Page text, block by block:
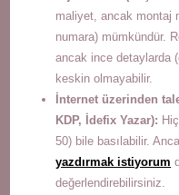
maliyet, ancak montaj
numara) mümkündür.
ancak ince detaylarda
keskin olmayabilir.
İnternet üzerinden
KDP, İdefix Yazar):
50) bile basılabilir.
yazdırmak istiyorum
değerlendirebilirsiniz.